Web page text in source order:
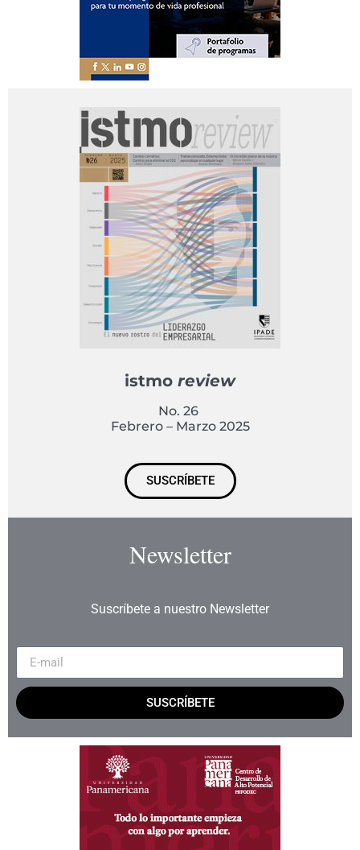
istmo review
No. 26
Febrero – Marzo 2025
SUSCRÍBETE
Newsletter
Suscríbete a nuestro Newsletter
SUSCRÍBETE